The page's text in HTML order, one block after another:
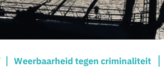
Weerbaarheid tegen criminaliteit